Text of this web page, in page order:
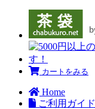
カートをみる
Home
ご利用ガイド